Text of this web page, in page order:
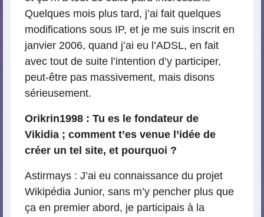
Quelques mois plus tard, j’ai fait quelques
modifications sous IP, et je me suis inscrit en
janvier 2006, quand j’ai eu l’ADSL, en fait
avec tout de suite l’intention d’y participer,
peut-être pas massivement, mais disons
sérieusement.
Orikrin1998 : Tu es le fondateur de
Vikidia ; comment t’es venue l’idée de
créer un tel site, et pourquoi ?
Astirmays : J’ai eu connaissance du projet
Wikipédia Junior, sans m’y pencher plus que
ça en premier abord, je participais à la